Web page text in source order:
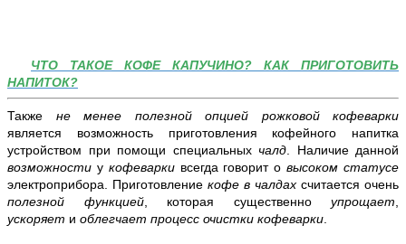
ЧТО ТАКОЕ КОФЕ КАПУЧИНО? КАК ПРИГОТОВИТЬ
НАПИТОК?
Также не менее полезной опцией рожковой кофеварки
является возможность приготовления кофейного напитка
устройством при помощи специальных чалд. Наличие данной
возможности у кофеварки всегда говорит овысоком статусе
электроприбора. Приготовление кофе в чалдах считается очень
полезной функцией, которая существенно упрощает,
ускоряет и облегчает процесс очистки кофеварки.